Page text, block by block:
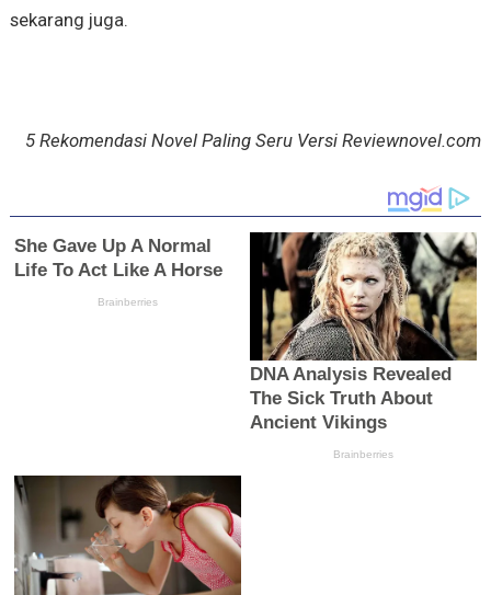
sekarang juga.
5 Rekomendasi Novel Paling Seru Versi Reviewnovel.com